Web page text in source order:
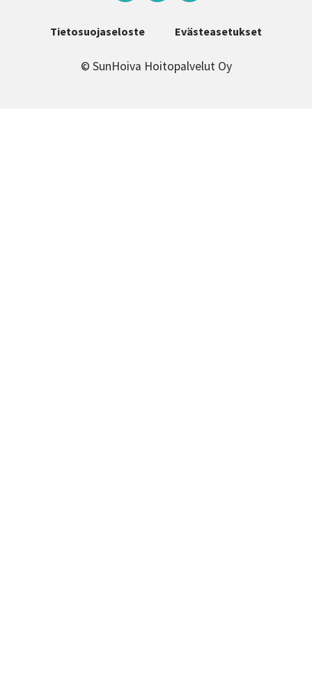
Tietosuojaseloste Evästeasetukset
© SunHoiva Hoitopalvelut Oy